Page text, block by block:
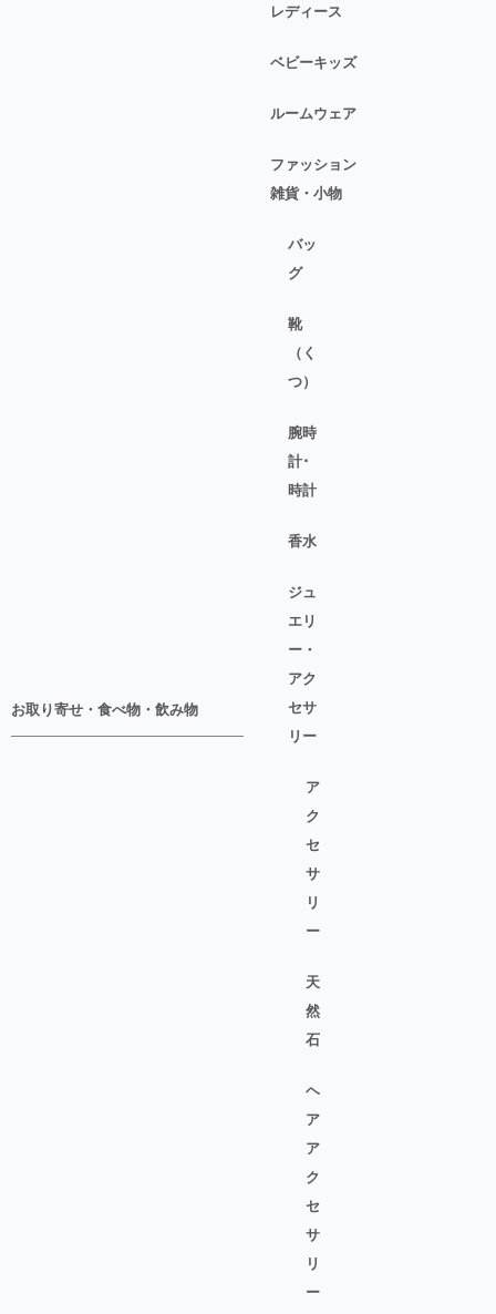
お取り寄せ・食べ物・飲み物
レディース
ベビーキッズ
ルームウェア
ファッション
雑貨・小物
バッ
グ
靴
（く
つ）
腕時
計･
時計
香水
ジュ
エリ
ー・
アク
セサ
リー
ア
ク
セ
サ
リ
ー
天
然
石
ヘ
ア
ア
ク
セ
サ
リ
ー